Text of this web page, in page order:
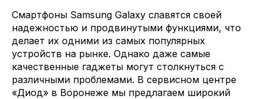
Смартфоны Samsung Galaxy славятся своей
надежностью и продвинутыми функциями, что
делает их одними из самых популярных
устройств на рынке. Однако даже самые
качественные гаджеты могут столкнуться с
различными проблемами. В сервисном центре
«Диод» в Воронеже мы предлагаем широкий